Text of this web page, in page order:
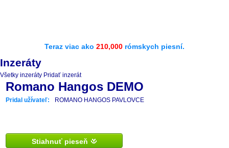
Teraz viac ako 210,000 rómskych piesní.
Inzeráty
Všetky inzeráty Pridať inzerát
Romano Hangos DEMO
Pridal užívateľ: ROMANO HANGOS PAVLOVCE
Stiahnuť pieseň